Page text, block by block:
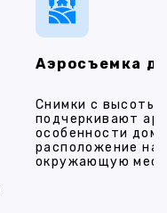
Аэросъемка
Снимки с высоты
подчеркивают
особенности
расположение на
окружающую